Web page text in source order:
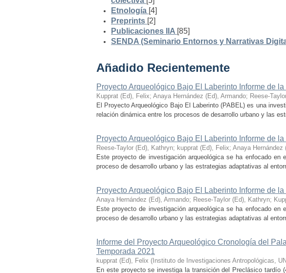
Etnología [4]
Preprints [2]
Publicaciones IIA [85]
SENDA (Seminario Entornos y Narrativas
Añadido Recientemente
Proyecto Arqueológico Bajo El Laberinto Informe de
Kupprat (Ed), Felix; Anaya Hernández (Ed), Armando; Reese-
El Proyecto Arqueológico Bajo El Laberinto (PABEL) es una
relación dinámica entre los procesos de desarrollo urbano y las
Proyecto Arqueológico Bajo El Laberinto Informe de
Reese-Taylor (Ed), Kathryn; kupprat (Ed), Felix; Anaya Hernández
Este proyecto de investigación arqueológica se ha enfocado en
proceso de desarrollo urbano y las estrategias adaptativas al
Proyecto Arqueológico Bajo El Laberinto Informe de
Anaya Hernández (Ed), Armando; Reese-Taylor (Ed), Kathryn;
Este proyecto de investigación arqueológica se ha enfocado en
proceso de desarrollo urbano y las estrategias adaptativas al
Informe del Proyecto Arqueológico Cronología del
Temporada 2021
kupprat (Ed), Felix ( Instituto de Investigaciones Antropológicas,
En este proyecto se investiga la transición del Preclásico tardío